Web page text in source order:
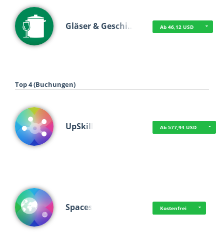
Gläser & Geschi… Ab 46,12 USD
Top 4 (Buchungen)
UpSkill Ab 577,94 USD
Spaces Kostenfrei